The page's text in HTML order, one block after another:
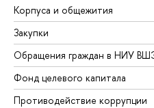
Корпуса и общежития
Закупки
Обращения граждан в НИУ
Фонд целевого капитала
Противодействие коррупции